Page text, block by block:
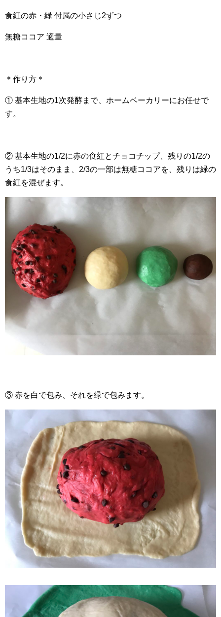
食紅の赤・緑 付属の小さじ2ずつ
無糖ココア 適量
＊作り方＊
① 基本生地の1次発酵まで、ホームベーカリーにお任せで
す。
② 基本生地の1/2に赤の食紅とチョコチップ、残りの1/2の
うち1/3はそのまま、2/3の一部は無糖ココアを、残りは緑の
食紅を混ぜます。
③ 赤を白で包み、それを緑で包みます。